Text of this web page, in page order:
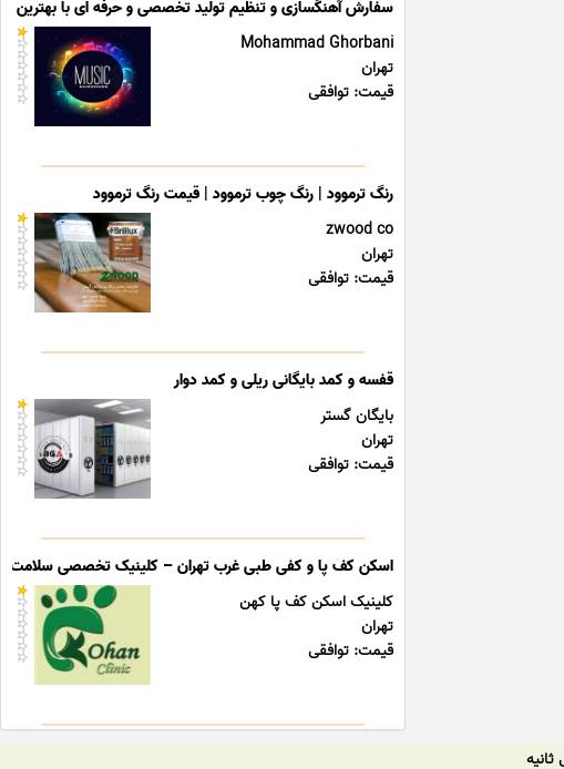
سفارش آهنگسازی و تنظیم تولید تخصصی و حرفه ای با بهترین
Mohammad Ghorbani
تهران
قیمت: توافقی
رنگ ترموود | رنگ چوب ترموود | قیمت رنگ ترموود
zwood co
تهران
قیمت: توافقی
قفسه و کمد بایگانی ریلی و کمد دوار
بایگان گستر
تهران
قیمت: توافقی
اسکن کف پا و کفی طبی غرب تهران – کلینیک تخصصی سلامت
کلینیک اسکن کف پا کهن
تهران
قیمت: توافقی